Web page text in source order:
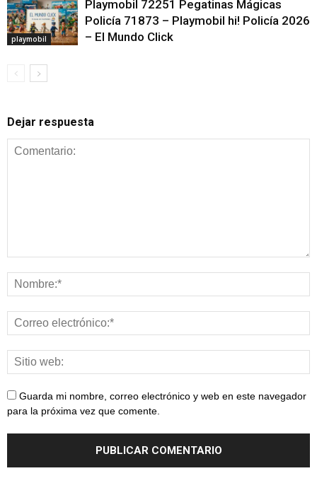
playmobil
Playmobil 72251 Pegatinas Mágicas
Policía 71873 – Playmobil hi! Policía 2026
– El Mundo Click
Dejar respuesta
Guarda mi nombre, correo electrónico y web en este navegador
para la próxima vez que comente.